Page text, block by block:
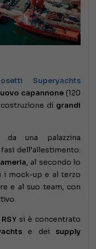
Superyachts
capannone (120
di grandi
da una palazzina
dell’allestimento:
, al secondo lo
i mock-up e al terzo
e al suo team, con
RSY si è concentrato
e dei supply